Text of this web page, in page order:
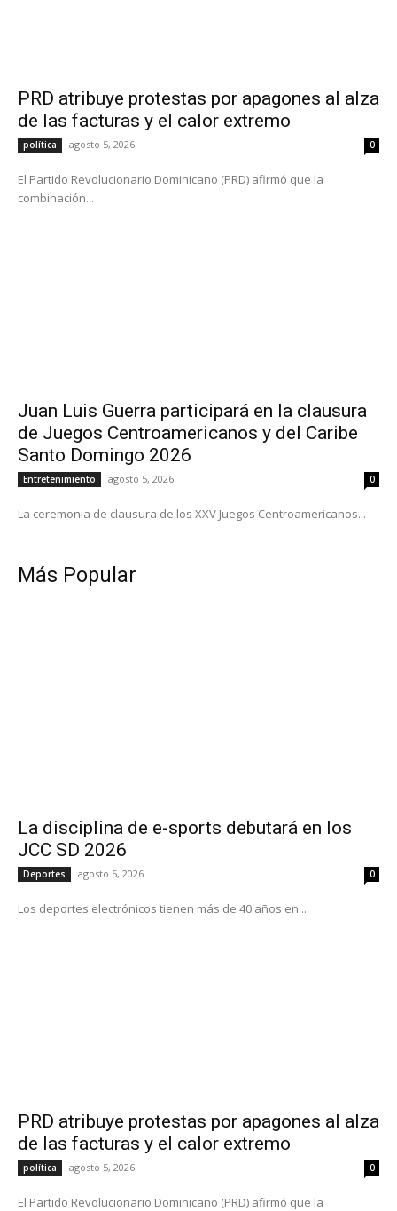
PRD atribuye protestas por apagones al alza
de las facturas y el calor extremo
política agosto 5, 2026 0
El Partido Revolucionario Dominicano (PRD) afirmó que la
combinación...
Juan Luis Guerra participará en la clausura
de Juegos Centroamericanos y del Caribe
Santo Domingo 2026
Entretenimiento agosto 5, 2026 0
La ceremonia de clausura de los XXV Juegos Centroamericanos...
Más Popular
La disciplina de e-sports debutará en los
JCC SD 2026
Deportes agosto 5, 2026 0
Los deportes electrónicos tienen más de 40 años en...
PRD atribuye protestas por apagones al alza
de las facturas y el calor extremo
política agosto 5, 2026 0
El Partido Revolucionario Dominicano (PRD) afirmó que la